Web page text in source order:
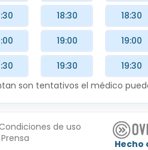
18:30
19:00
19:30
18:30
19:00
19:30
son tentativos el médico
de uso
Prensa
Hecho